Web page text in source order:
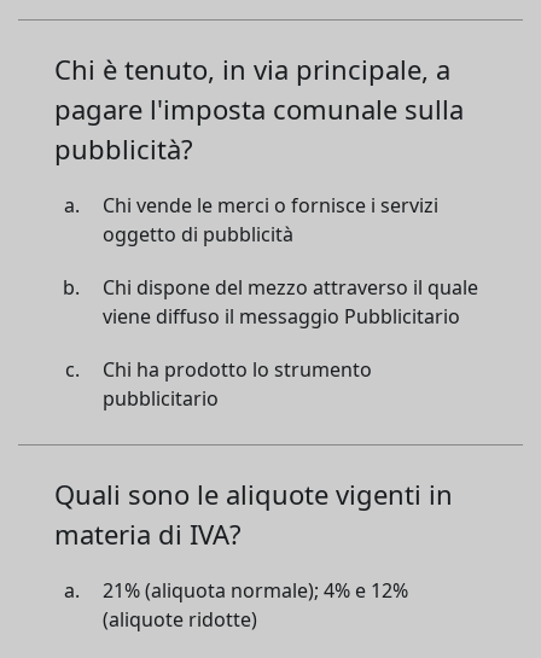
Chi è tenuto, in via principale, a
pagare l'imposta comunale sulla
pubblicità?
Chi vende le merci o fornisce i servizi
oggetto di pubblicità
Chi dispone del mezzo attraverso il quale
viene diffuso il messaggio Pubblicitario
Chi ha prodotto lo strumento
pubblicitario
Quali sono le aliquote vigenti in
materia di IVA?
21% (aliquota normale); 4% e 12%
(aliquote ridotte)